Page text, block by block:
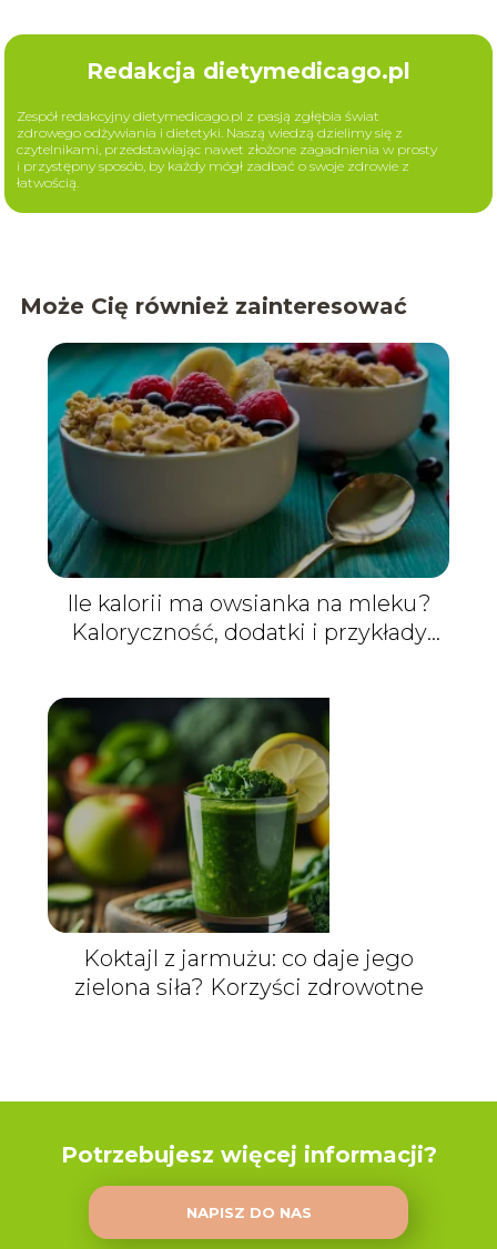
Redakcja dietymedicago.pl
Zespół redakcyjny dietymedicago.pl z pasją zgłębia świat
zdrowego odżywiania i dietetyki. Naszą wiedzą dzielimy się z
czytelnikami, przedstawiając nawet złożone zagadnienia w prosty
i przystępny sposób, by każdy mógł zadbać o swoje zdrowie z
łatwością.
Może Cię również zainteresować
Ile kalorii ma owsianka na mleku?
Kaloryczność, dodatki i przykłady
Koktajl z jarmużu: co daje jego
zielona siła? Korzyści zdrowotne
Potrzebujesz więcej informacji?
NAPISZ DO NAS